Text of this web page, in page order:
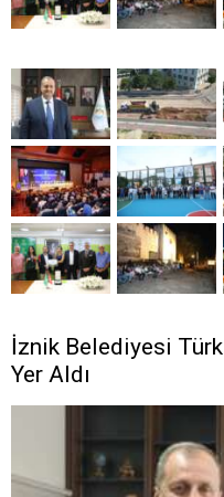
İznik Belediyesi
Yer Aldı